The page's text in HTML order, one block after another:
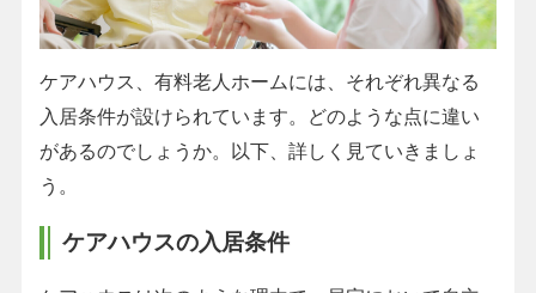
ケアハウス、有料老人ホームには、それぞれ異なる
入居条件が設けられています。どのような点に違い
があるのでしょうか。以下、詳しく見ていきましょ
う。
ケアハウスの入居条件